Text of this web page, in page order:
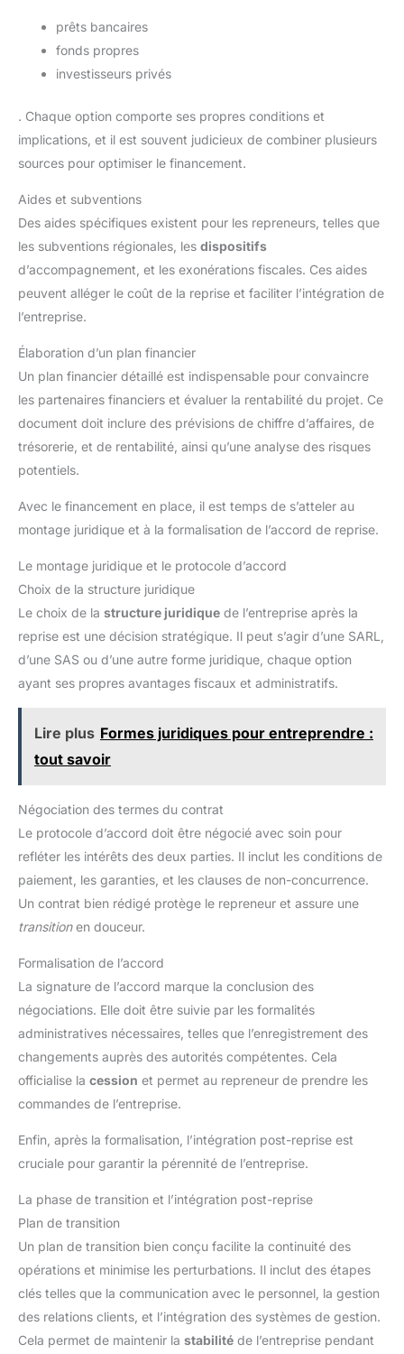
prêts bancaires
fonds propres
investisseurs privés
. Chaque option comporte ses propres conditions et
implications, et il est souvent judicieux de combiner plusieurs
sources pour optimiser le financement.
Aides et subventions
Des aides spécifiques existent pour les repreneurs, telles que
les subventions régionales, les dispositifs
d’accompagnement, et les exonérations fiscales. Ces aides
peuvent alléger le coût de la reprise et faciliter l’intégration de
l’entreprise.
Élaboration d’un plan financier
Un plan financier détaillé est indispensable pour convaincre
les partenaires financiers et évaluer la rentabilité du projet. Ce
document doit inclure des prévisions de chiffre d’affaires, de
trésorerie, et de rentabilité, ainsi qu’une analyse des risques
potentiels.
Avec le financement en place, il est temps de s’atteler au
montage juridique et à la formalisation de l’accord de reprise.
Le montage juridique et le protocole d’accord
Choix de la structure juridique
Le choix de la structure juridique de l’entreprise après la
reprise est une décision stratégique. Il peut s’agir d’une SARL,
d’une SAS ou d’une autre forme juridique, chaque option
ayant ses propres avantages fiscaux et administratifs.
Lire plus Formes juridiques pour entreprendre :
tout savoir
Négociation des termes du contrat
Le protocole d’accord doit être négocié avec soin pour
refléter les intérêts des deux parties. Il inclut les conditions de
paiement, les garanties, et les clauses de non-concurrence.
Un contrat bien rédigé protège le repreneur et assure une
transitionen douceur.
Formalisation de l’accord
La signature de l’accord marque la conclusion des
négociations. Elle doit être suivie par les formalités
administratives nécessaires, telles que l’enregistrement des
changements auprès des autorités compétentes. Cela
officialise la cession et permet au repreneur de prendre les
commandes de l’entreprise.
Enfin, après la formalisation, l’intégration post-reprise est
cruciale pour garantir la pérennité de l’entreprise.
La phase de transition et l’intégration post-reprise
Plan de transition
Un plan de transition bien conçu facilite la continuité des
opérations et minimise les perturbations. Il inclut des étapes
clés telles que la communication avec le personnel, la gestion
des relations clients, et l’intégration des systèmes de gestion.
Cela permet de maintenir la stabilité de l’entreprise pendant